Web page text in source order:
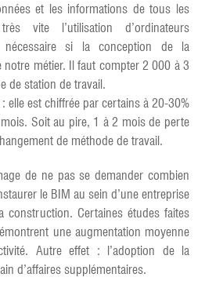
et les informations de tous les
vite l’utilisation d’ordinateurs
nécessaire si la conception de la
notre métier. Il faut compter 2 000 à 3
de station de travail.
: elle est chiffrée par certains à 20-30%
Soit au pire, 1 à 2 mois de perte
de méthode de travail.
de ne pas se demander combien
le BIM au sein d’une entreprise
construction. Certaines études faites
une augmentation moyenne
Autre effet : l’adoption de la
d’affaires supplémentaires.